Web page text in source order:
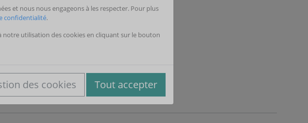
Continuer sans accepter
!
communication pertinente sur notre site.
site avec nos partenaires sociaux et d'analyse.